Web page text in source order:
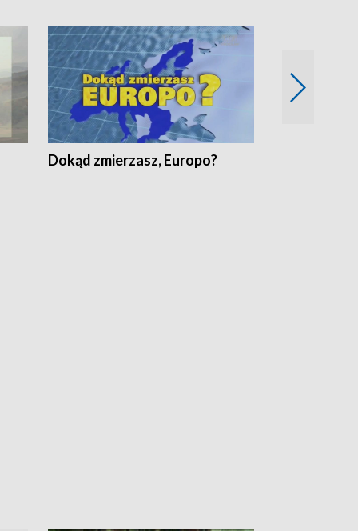
Dokąd zmierzasz, Europo?